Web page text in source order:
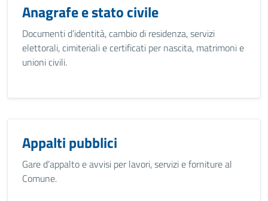
Anagrafe e stato civile
Documenti d’identità, cambio di residenza, servizi
elettorali, cimiteriali e certificati per nascita, matrimoni e
unioni civili.
Appalti pubblici
Gare d’appalto e avvisi per lavori, servizi e forniture al
Comune.